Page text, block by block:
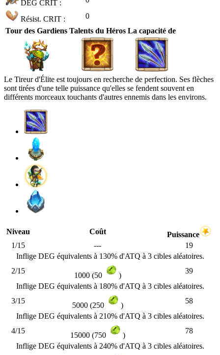
DÉG CRIT :
Résist. CRIT :
0
Tour des Gardiens Talents du Héros La capacité de
Le Tireur d'Élite est toujours en recherche de perfection. Ses flèches
sont tirées d'une telle puissance qu'elles se fendent souvent en
différents morceaux touchants d'autres ennemis dans les environs.
Niveau Coût
Puissance
1/15
---
19
Inflige DEG équivalents à 130% d'ATQ à 3 cibles aléatoires.
2/15
1000 (50 )
39
Inflige DEG équivalents à 180% d'ATQ à 3 cibles aléatoires.
3/15
5000 (250 )
58
Inflige DEG équivalents à 210% d'ATQ à 3 cibles aléatoires.
4/15
15000 (750 )
78
Inflige DEG équivalents à 240% d'ATQ à 3 cibles aléatoires.